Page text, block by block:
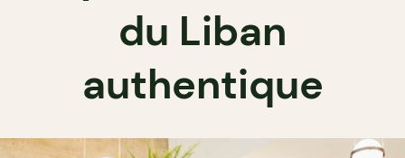
du Liban
authentique